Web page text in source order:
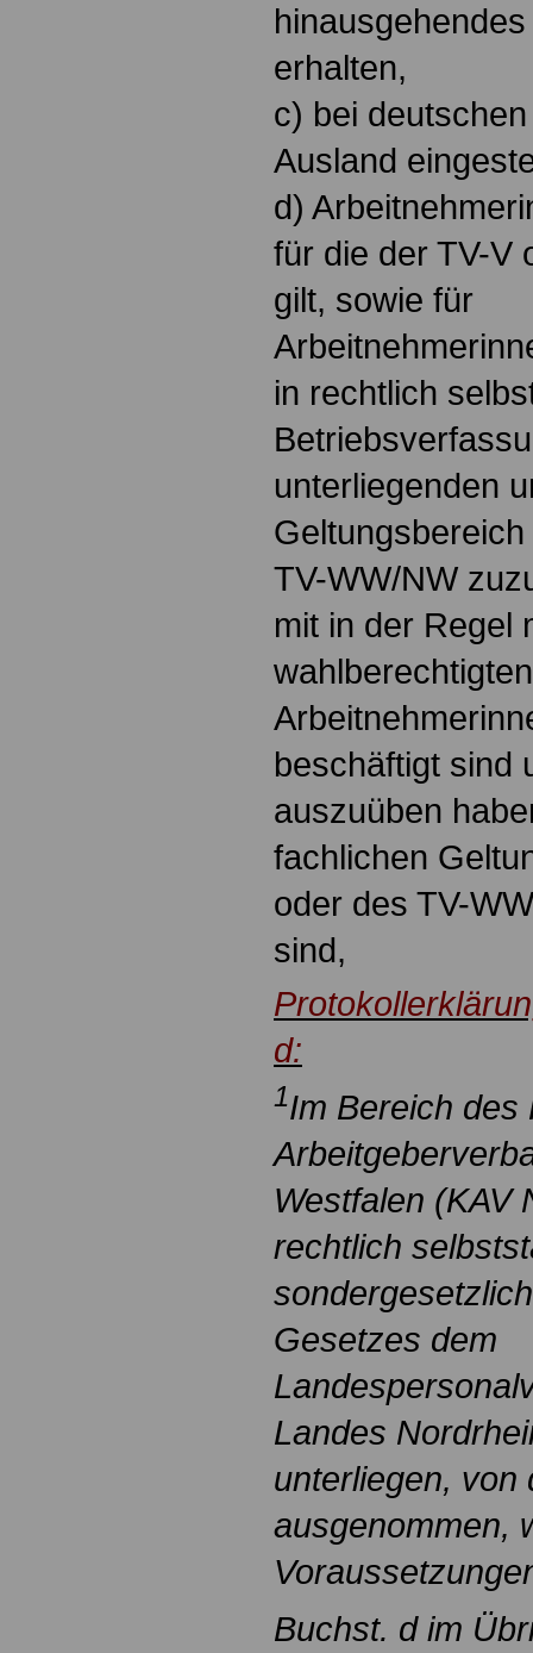
erhalten,
c) bei
Ausland
d)
für die der TV-V
gilt, sowie für
in rechtlich
unterliegenden
TV-WW/NW
mit in der Regel
wahlberechtigten
beschäftigt sind
auszuüben
fachlichen
oder des TV-
sind,
d:
1Im Bereich des
Westfalen (KAV
rechtlich
Gesetzes dem
Landes
unterliegen, von
ausgenommen,
Buchst. d im